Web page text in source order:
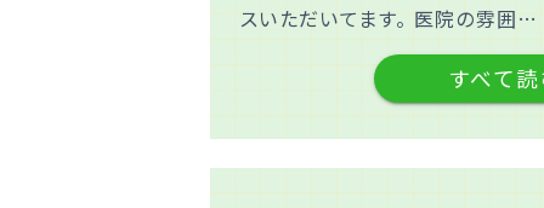
スいただいてます。 医院の雰囲…
すべて